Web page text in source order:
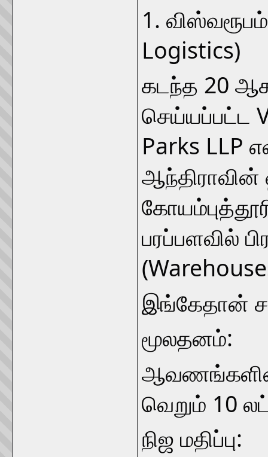
1.
Logistics)
கடந்த 20
செய்யப்பட்ட
Parks LLP
ஆந்திராவின்
பரப்பளவில்
இங்கேதான்
மூலதனம்:
வெறும் 10
நிஜ மதிப்பு: